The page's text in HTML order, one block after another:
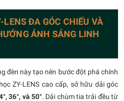
ĐA GÓC CHIẾU VÀ
ÁNH SÁNG LINH
đèn này tạo nên bước đột phá chính
ZY-LENS cao cấp, sở hữu dải góc
36°, và 50°. Dải chùm tia trải đều từ